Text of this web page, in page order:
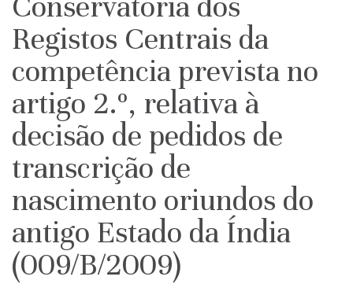
Registos Centrais da
competência prevista no
artigo 2.º, relativa à
decisão de pedidos de
transcrição de
nascimento oriundos do
antigo Estado da Índia
(009/B/2009)